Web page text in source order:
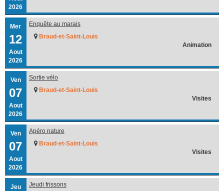
2026
Mer
12
Aout
2026
Enquête au marais
Braud-et-Saint-Louis
Animation
Ven
07
Aout
2026
Sortie vélo
Braud-et-Saint-Louis
Visites
Ven
07
Aout
2026
Apéro nature
Braud-et-Saint-Louis
Visites
Jeu
Jeudi frissons